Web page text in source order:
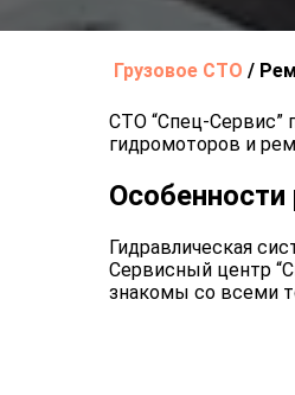
Грузовое СТО /
СТО “Спец-Сервис”
гидромоторов и
Особенности
Гидравлическая
Сервисный центр
знакомы со всеми